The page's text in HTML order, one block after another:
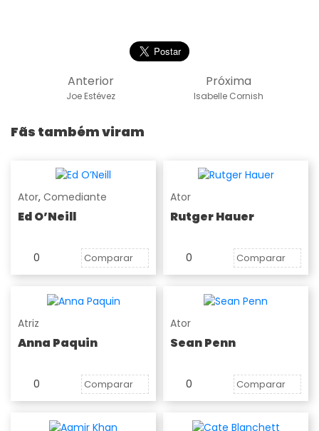
Próxima
Isabelle Cornish
Anterior
Joe Estévez
Fãs também viram
Ator, Comediante
Ed O’Neill
0 Comparar
Ator
Rutger Hauer
0 Comparar
Atriz
Anna Paquin
0 Comparar
Ator
Sean Penn
0 Comparar